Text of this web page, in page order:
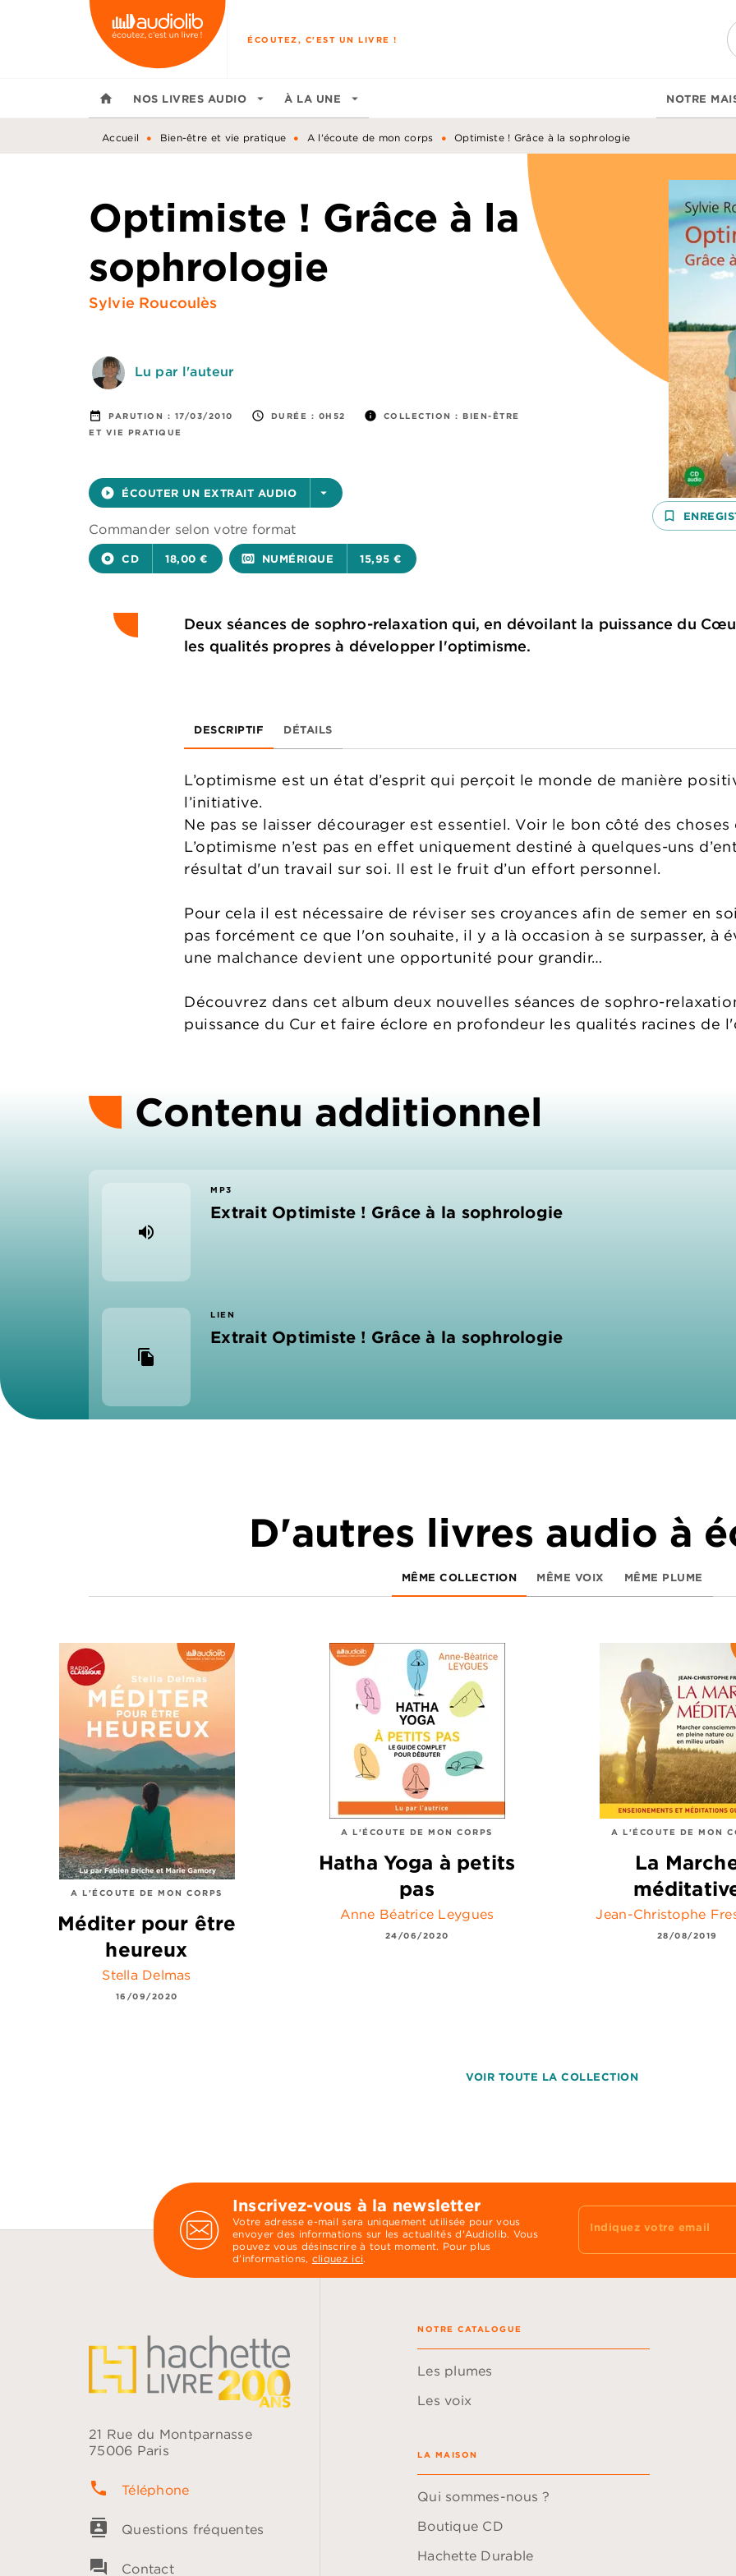
MENU RECHERCHE
ÉCOUTEZ, C'EST UN LIVRE !
home NOS LIVRES AUDIO arrow_drop_down À LA UNE arrow_drop_down NOTRE
Accueil • Bien-être et vie pratique • A l'écoute de mon corps • Optimiste ! Grâce à la sophrologie
Optimiste ! Grâce à la
sophrologie
Sylvie Roucoulès
Lu par l'auteur
date_range PARUTION : 17/03/2010 access_time DURÉE : 0H52 info COLLECTION : BIEN-ÊTRE
ET VIE PRATIQUE
play_circle_filled ÉCOUTER UN EXTRAIT AUDIO arrow_drop_down
Commander selon votre format
album CD 18,00 € surround_sound NUMÉRIQUE 15,95 €
bookmark_border
Deux séances de sophro-relaxation qui, en dévoilant la puissance du
les qualités propres à développer l'optimisme.
DESCRIPTIF DÉTAILS
L’optimisme est un état d’esprit qui perçoit le monde de manière
l’initiative.
Ne pas se laisser décourager est essentiel. Voir le bon côté des
L’optimisme n’est pas en effet uniquement destiné à quelques-uns
résultat d'un travail sur soi. Il est le fruit d’un effort personnel.
Pour cela il est nécessaire de réviser ses croyances afin de semer en
pas forcément ce que l'on souhaite, il y a là occasion à se surpasser, à
une malchance devient une opportunité pour grandir…
Découvrez dans cet album deux nouvelles séances de sophro-
puissance du Cur et faire éclore en profondeur les qualités racines de
Contenu additionnel
volume_up
MP3
Extrait Optimiste ! Grâce à la sophrologie
file_copy
LIEN
Extrait Optimiste ! Grâce à la sophrologie
D'autres livres audio à
MÊME COLLECTION MÊME VOIX MÊME PLUME
A L'ÉCOUTE DE MON CORPS
Méditer pour être
heureux
Stella Delmas
16/09/2020
A L'ÉCOUTE DE MON CORPS
Hatha Yoga à petits
pas
Anne Béatrice Leygues
24/06/2020
A L'ÉCOUTE DE MON
La
Jean-Christophe
28/08/2019
VOIR TOUTE LA COLLECTION
Inscrivez-vous à la newsletter
Votre adresse e-mail sera uniquement utilisée pour vous
envoyer des informations sur les actualités d'Audiolib. Vous
pouvez vous désinscrire à tout moment. Pour plus
d’informations, cliquez ici.
Indiquez votre email
21 Rue du Montparnasse
75006 Paris
phone Téléphone
contacts Questions fréquentes
question_answer Contact
NOTRE CATALOGUE
Les plumes
Les voix
LA MAISON
Qui sommes-nous ?
Boutique CD
Hachette Durable